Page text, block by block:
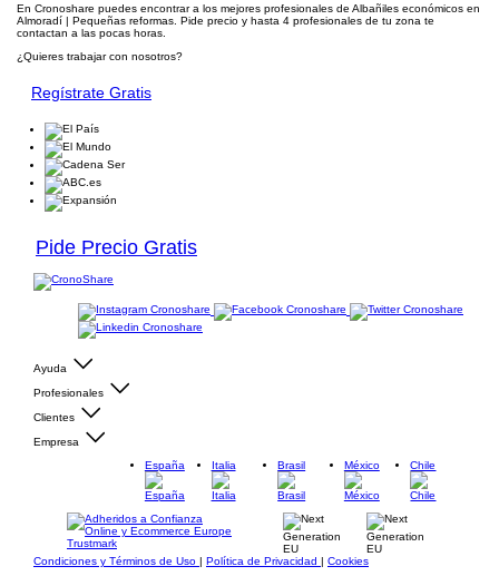
En Cronoshare puedes encontrar a los mejores profesionales de Albañiles económicos en
Almoradí | Pequeñas reformas. Pide precio y hasta 4 profesionales de tu zona te
contactan a las pocas horas.
¿Quieres trabajar con nosotros?
Regístrate Gratis
Pide Precio Gratis
Ayuda
Profesionales
Clientes
Empresa
España
Italia Brasil México Chile
Condiciones y Términos de Uso | Política de Privacidad | Cookies